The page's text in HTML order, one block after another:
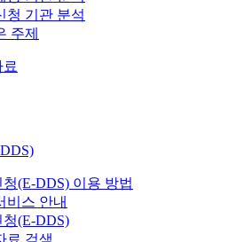
청 기관 분석
주제
(E-DDS) 이용 방법
비스 안내
(E-DDS)
료 검색